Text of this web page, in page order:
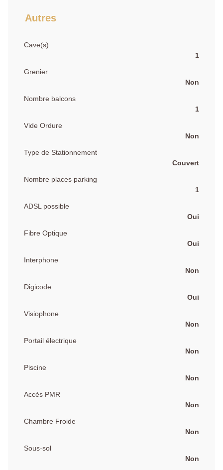
Autres
Cave(s)
1
Grenier
Non
Nombre balcons
1
Vide Ordure
Non
Type de Stationnement
Couvert
Nombre places parking
1
ADSL possible
Oui
Fibre Optique
Oui
Interphone
Non
Digicode
Oui
Visiophone
Non
Portail électrique
Non
Piscine
Non
Accès PMR
Non
Chambre Froide
Non
Sous-sol
Non